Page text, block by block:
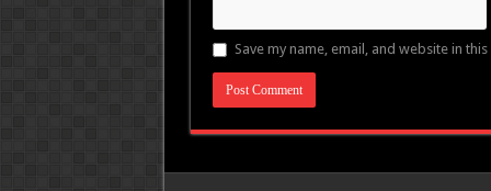
Save my name, email, and website in